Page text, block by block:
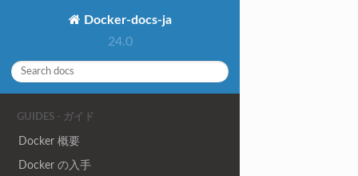
Docker-docs-ja
24.0
GUIDES - ガイド
Docker 概要
Docker の入手